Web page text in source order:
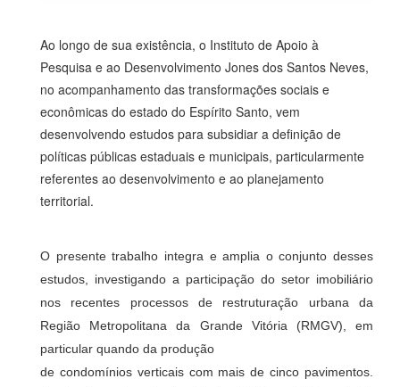
Ao longo de sua existência, o Instituto de Apoio à
Pesquisa e ao Desenvolvimento Jones dos Santos Neves,
no acompanhamento das transformações sociais e
econômicas do estado do Espírito Santo, vem
desenvolvendo estudos para subsidiar a definição de
políticas públicas estaduais e municipais, particularmente
referentes ao desenvolvimento e ao planejamento
territorial.
O presente trabalho integra e amplia o conjunto desses
estudos, investigando a participação do setor imobiliário
nos recentes processos de restruturação urbana da
Região Metropolitana da Grande Vitória (RMGV), em
particular quando da produção
de condomínios verticais com mais de cinco pavimentos.